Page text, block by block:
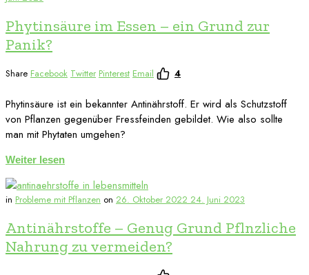
Phytinsäure im Essen – ein Grund zur
Panik?
Share Facebook Twitter Pinterest Email 4
Phytinsäure ist ein bekannter Antinährstoff. Er wird als Schutzstoff
von Pflanzen gegenüber Fressfeinden gebildet. Wie also sollte
man mit Phytaten umgehen?
Weiter lesen
in Probleme mit Pflanzen on 26. Oktober 2022 24. Juni 2023
Antinährstoffe – Genug Grund Pflnzliche
Nahrung zu vermeiden?